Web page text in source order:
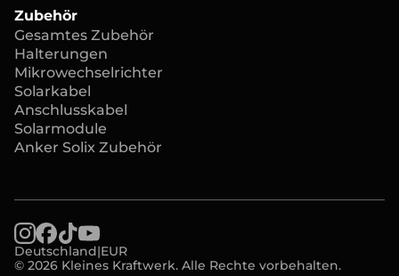
Zubehör
Gesamtes Zubehör
Halterungen
Mikrowechselrichter
Solarkabel
Anschlusskabel
Solarmodule
Anker Solix Zubehör
© 2026 Kleines Kraftwerk. Alle Rechte vorbehalten.
Deutschland|EUR